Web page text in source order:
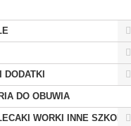
DODATKI
DO OBUWIA
WORKI INNE SZKOLNE